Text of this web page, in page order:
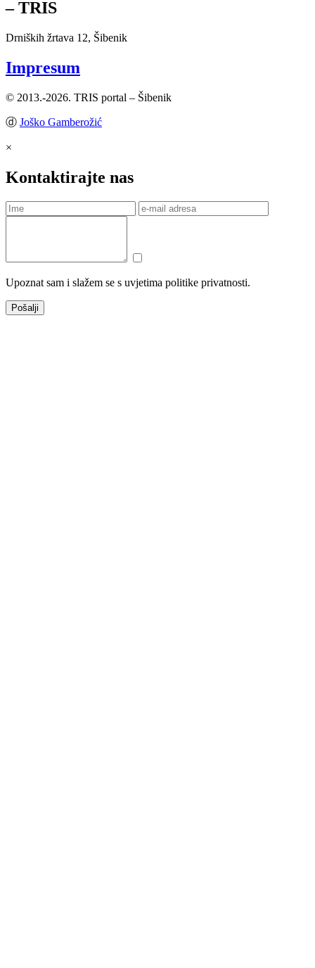
– TRIS
Drniških žrtava 12, Šibenik
Impresum
© 2013.-2026. TRIS portal – Šibenik
ⓓ Joško Gamberožić
×
Kontaktirajte nas
Upoznat sam i slažem se s uvjetima politike privatnosti.
Pošalji